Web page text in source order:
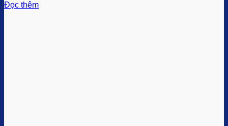
Đọc thêm